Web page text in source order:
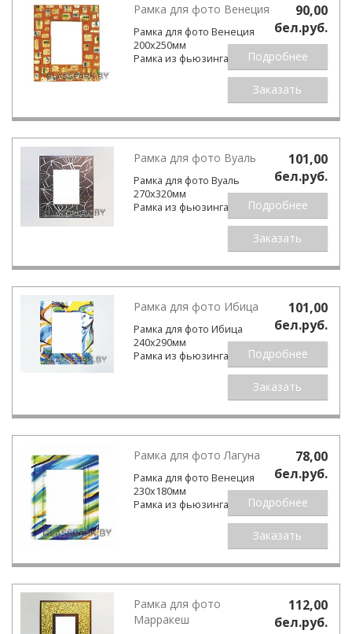
Рамка для фото Венеция
Рамка для фото Венеция
200х250мм
Рамка из фьюзинга.
90,00
бел.pуб.
Подробнее
Заказать
Рамка для фото Вуаль
Рамка для фото Вуаль
270х320мм
Рамка из фьюзинга.
101,00
бел.pуб.
Подробнее
Заказать
Рамка для фото Ибица
Рамка для фото Ибица
240х290мм
Рамка из фьюзинга.
101,00
бел.pуб.
Подробнее
Заказать
Рамка для фото Лагуна
Рамка для фото Венеция
230х180мм
Рамка из фьюзинга.
78,00
бел.pуб.
Подробнее
Заказать
Рамка для фото
Марракеш
112,00
бел.pуб.